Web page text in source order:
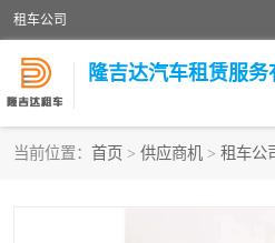
租车公司
隆吉达汽车租赁服务
当前位置： 首页 > 供应商机 > 租车公